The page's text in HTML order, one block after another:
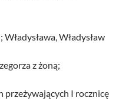
Władysław
z żoną;
I rocznicę